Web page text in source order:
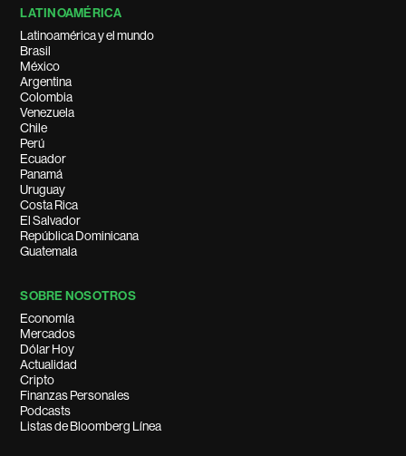
LATINOAMÉRICA
Latinoamérica y el mundo
Brasil
México
Argentina
Colombia
Venezuela
Chile
Perú
Ecuador
Panamá
Uruguay
Costa Rica
El Salvador
República Dominicana
Guatemala
SOBRE NOSOTROS
Economía
Mercados
Dólar Hoy
Actualidad
Cripto
Finanzas Personales
Podcasts
Listas de Bloomberg Línea